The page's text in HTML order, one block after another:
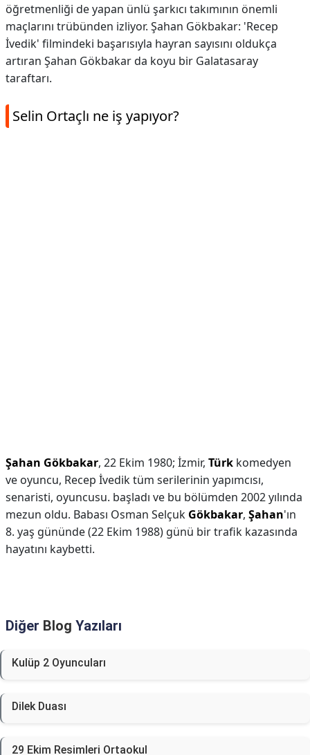
öğretmenliği de yapan ünlü şarkıcı takımının önemli
maçlarını trübünden izliyor. Şahan Gökbakar: 'Recep
İvedik' filmindeki başarısıyla hayran sayısını oldukça
artıran Şahan Gökbakar da koyu bir Galatasaray
taraftarı.
Selin Ortaçlı ne iş yapıyor?
Şahan Gökbakar, 22 Ekim 1980; İzmir, Türk komedyen
ve oyuncu, Recep İvedik tüm serilerinin yapımcısı,
senaristi, oyuncusu. başladı ve bu bölümden 2002 yılında
mezun oldu. Babası Osman Selçuk Gökbakar, Şahan'ın
8. yaş gününde (22 Ekim 1988) günü bir trafik kazasında
hayatını kaybetti.
Diğer Blog Yazıları
Kulüp 2 Oyuncuları
Dilek Duası
29 Ekim Resimleri Ortaokul